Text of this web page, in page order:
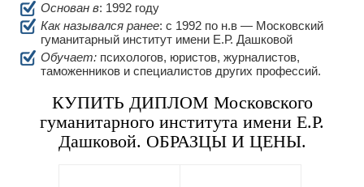
Основан в: 1992 году
Как назывался ранее: c 1992 по н.в — Московский
гуманитарный институт имени Е.Р. Дашковой
Обучает: психологов, юристов, журналистов,
таможенников и специалистов других профессий.
КУПИТЬ ДИПЛОМ Московского
гуманитарного института имени Е.Р.
Дашковой. ОБРАЗЦЫ И ЦЕНЫ.